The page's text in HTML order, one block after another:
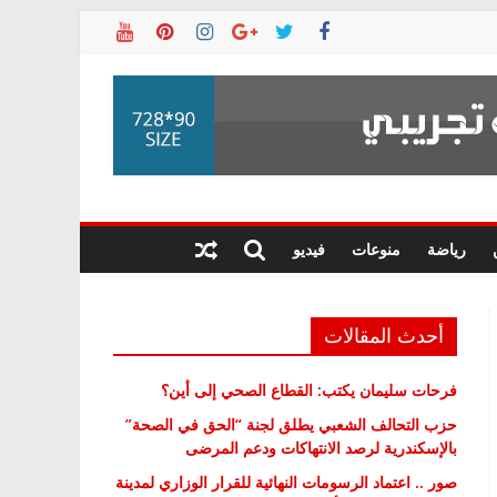
رياضة منوعات فيديو
أحدث المقالات
فرحات سليمان يكتب: القطاع الصحي إلى أين؟
حزب التحالف الشعبي يطلق لجنة “الحق في الصحة”
بالإسكندرية لرصد الانتهاكات ودعم المرضى
صور .. اعتماد الرسومات النهائية للقرار الوزاري لمدينة